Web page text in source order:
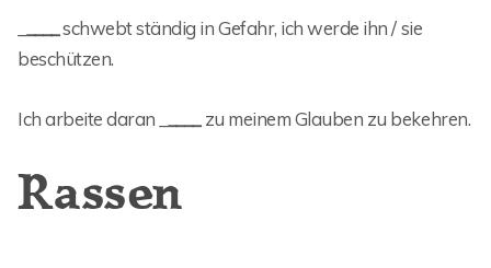
schwebt ständig in Gefahr, ich werde ihn / sie
beschützen.
Ich arbeite daran _ zu meinem Glauben zu bekehren.
Rassen